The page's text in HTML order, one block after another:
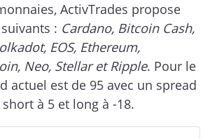
ActivTrades propose
: Cardano, Bitcoin Cash,
EOS, Ethereum,
Neo, Stellar et Ripple. Pour le
actuel est de 95 avec un spread
à 5 et long à -18.